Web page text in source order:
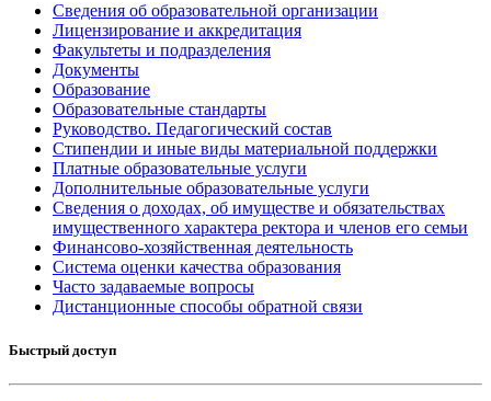
Сведения об образовательной организации
Лицензирование и аккредитация
Факультеты и подразделения
Документы
Образование
Образовательные стандарты
Руководство. Педагогический состав
Стипендии и иные виды материальной поддержки
Платные образовательные услуги
Дополнительные образовательные услуги
Сведения о доходах, об имуществе и обязательствах
имущественного характера ректора и членов его семьи
Финансово-хозяйственная деятельность
Система оценки качества образования
Часто задаваемые вопросы
Дистанционные способы обратной связи
Быстрый доступ